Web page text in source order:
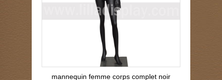
mannequin femme corps complet noir